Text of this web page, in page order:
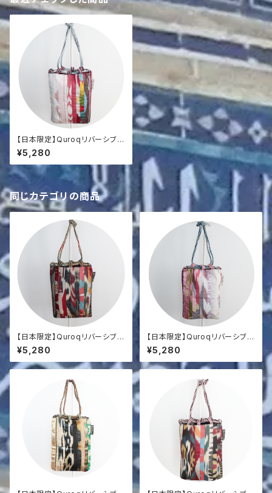
【日本限定】Quroqリバーシブル
巾着
¥5,280
同じカテゴリの商品
【日本限定】Quroqリバーシブル
巾着
¥5,280
【日本限定】Quroqリバーシブル
巾着
¥5,280